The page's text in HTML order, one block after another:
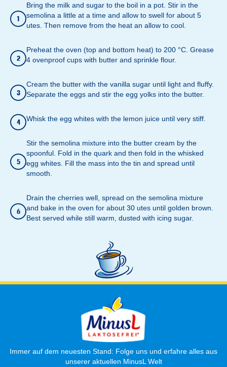
1
Bring the milk and sugar to the boil in a pot. Stir in the
semolina a little at a time and allow to swell for about 5
utes. Then remove from the heat an allow to cool.
2
Preheat the oven (top and bottom heat) to 200 °C. Grease
4 ovenproof cups with butter and sprinkle flour.
3
Cream the butter with the vanilla sugar until light and fluffy.
Separate the eggs and stir the egg yolks into the butter.
4 Whisk the egg whites with the lemon juice until very stiff.
5
Stir the semolina mixture into the butter cream by the
spoonful. Fold in the quark and then fold in the whisked
egg whites. Fill the mass into the tin and spread until
smooth.
6
Drain the cherries well, spread on the semolina mixture
and bake in the oven for about 30 utes until golden brown.
Best served while still warm, dusted with icing sugar.
Immer auf dem neuesten Stand: Folge uns und erfahre alles aus
unserer aktuellen MinusL Welt